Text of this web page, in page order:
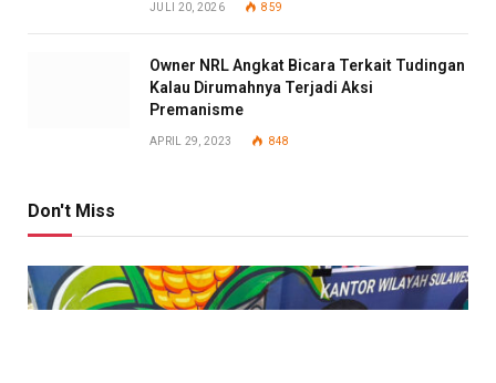
JULI 20, 2026 859
Owner NRL Angkat Bicara Terkait Tudingan
Kalau Dirumahnya Terjadi Aksi
Premanisme
APRIL 29, 2023 848
Don't Miss